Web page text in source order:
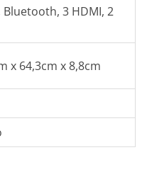
Bluetooth, 3 HDMI, 2
x 64,3cm x 8,8cm